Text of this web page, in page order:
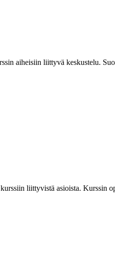
aiheisiin liittyvä keskustelu.
liittyvistä asioista. Kurssin